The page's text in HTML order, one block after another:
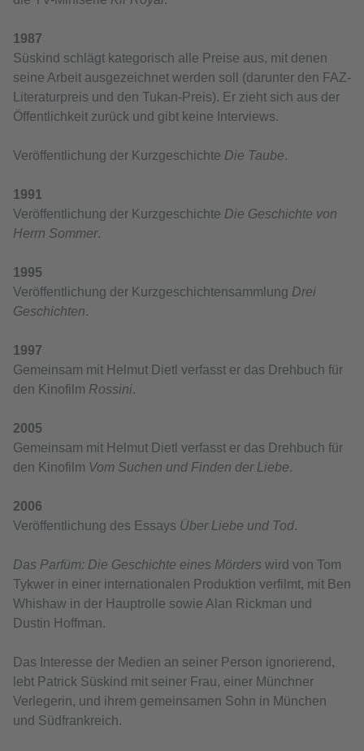
1987
Süskind schlägt kategorisch alle Preise aus, mit denen
seine Arbeit ausgezeichnet werden soll (darunter den FAZ-
Literaturpreis und den Tukan-Preis). Er zieht sich aus der
Öffentlichkeit zurück und gibt keine Interviews.
Veröffentlichung der Kurzgeschichte Die Taube.
1991
Veröffentlichung der Kurzgeschichte Die Geschichte von
Herrn Sommer.
1995
Veröffentlichung der Kurzgeschichtensammlung Drei
Geschichten.
1997
Gemeinsam mit Helmut Dietl verfasst er das Drehbuch für
den Kinofilm Rossini.
2005
Gemeinsam mit Helmut Dietl verfasst er das Drehbuch für
den Kinofilm Vom Suchen und Finden der Liebe.
2006
Veröffentlichung des Essays Über Liebe und Tod.
Das Parfüm: Die Geschichte eines Mörders wird von Tom
Tykwer in einer internationalen Produktion verfilmt, mit Ben
Whishaw in der Hauptrolle sowie Alan Rickman und
Dustin Hoffman.
Das Interesse der Medien an seiner Person ignorierend,
lebt Patrick Süskind mit seiner Frau, einer Münchner
Verlegerin, und ihrem gemeinsamen Sohn in München
und Südfrankreich.